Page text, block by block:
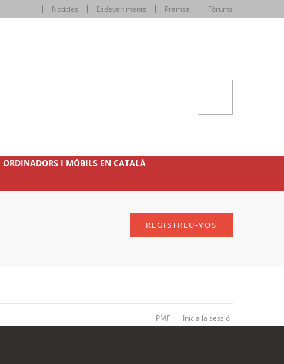
Notícies Esdeveniments Premsa Fòrums
ORDINADORS I MÒBILS EN CATALÀ
REGISTREU-VOS
PMF Inicia la sessió